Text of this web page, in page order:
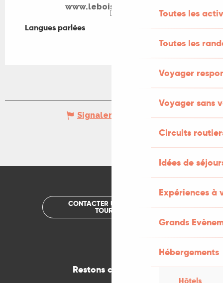
Toutes les
Toutes les
Voyager
Voyager sans
Circuits
Idées de
Expériences à
Grands
Hébergements
Hôtels
www.leboisdelafon.fr
Langues parlées
Langues parlées
Signaler une erreur
CONTACTER UN OFFICE DE
TOURISME
Restons connectés